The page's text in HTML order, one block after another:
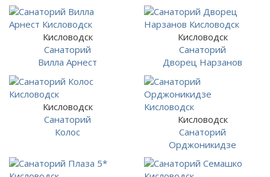
Кисловодск
Санаторий
Вилла Арнест
Кисловодск
Санаторий
Дворец Нарзанов
Кисловодск
Санаторий
Колос
Кисловодск
Санаторий
Орджоникидзе